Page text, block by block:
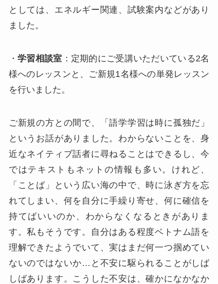
としては、エネルギー関連、試験案内などがあり
ました。
・学習相談室 ：定期的にご受講いただいている2名
様へのレッスンと、ご新規1名様への単発レッスン
を行いました。
ご新規の方との間で、「語学学習は時に孤独だ」
というお話がありました。わからないことを、身
近なネイティブ話者に尋ねることはできるし、今
ではテキストもネットの情報も多い。けれど、
「ことば」という広い海の中で、時に泳ぎ方を忘
れてしまい、何を自分に手繰り寄せ、何に確信を
持てばいいのか、わからなくなるときがありま
す。私もそうです。自分はある程度ベトナム語を
理解できたようでいて、実はまだ何一つ掴めてい
ないのではないか…と不安に駆られることがしば
しばあります。こうした不安は、確かになかなか